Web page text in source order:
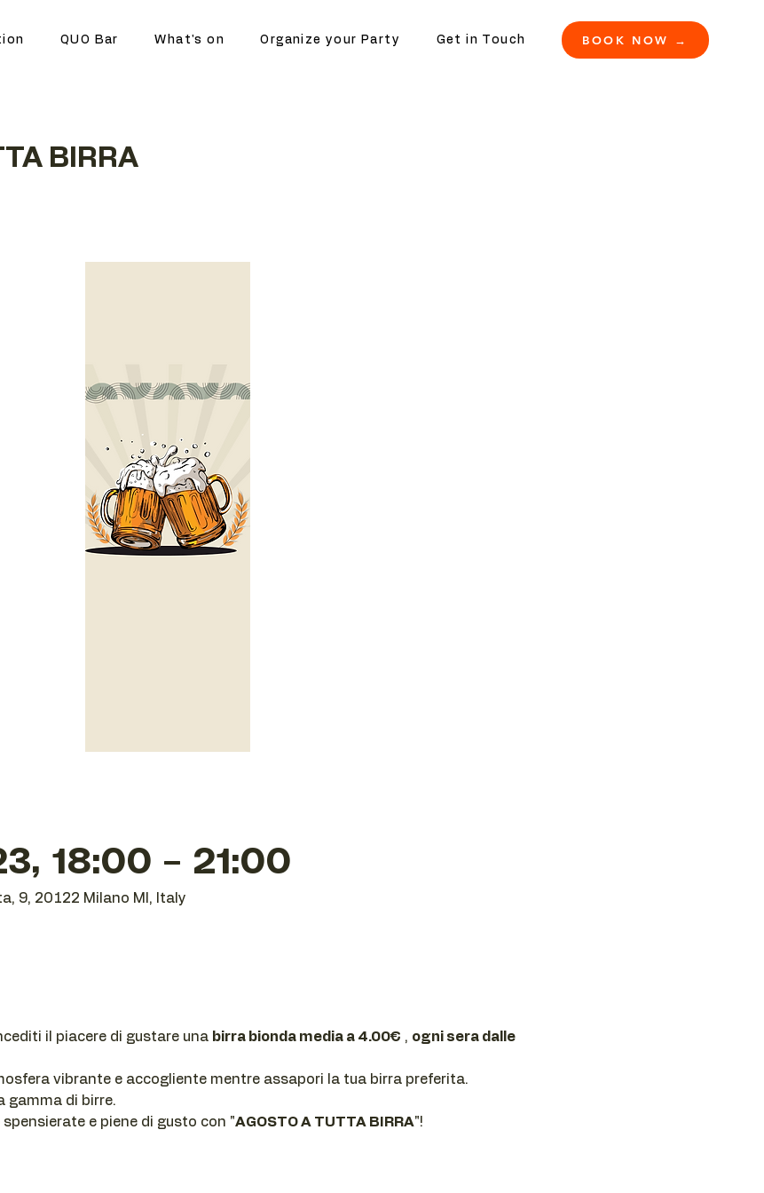
QUO Bar What's on Organize your Party Get in Touch BOOK NOW →
BIRRA
18:00 – 21:00
9, 20122 Milano MI, Italy
il piacere di gustare una birra bionda media a 4.00€ , ogni sera dalle
vibrante e accogliente mentre assapori la tua birra preferita.
gamma di birre.
e piene di gusto con "AGOSTO A TUTTA BIRRA"!